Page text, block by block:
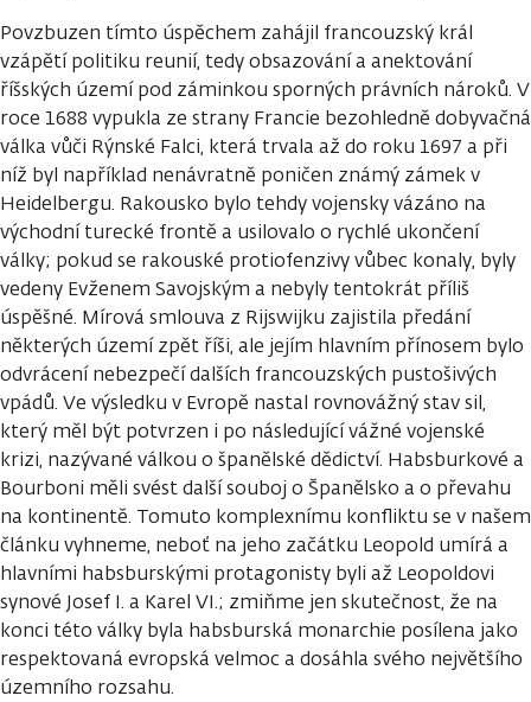
Povzbuzen tímto úspěchem zahájil francouzský král
vzápětí politiku reunií, tedy obsazování a anektování
říšských území pod záminkou sporných právních nároků. V
roce 1688 vypukla ze strany Francie bezohledně dobyvačná
válka vůči Rýnské Falci, která trvala až do roku 1697 a při
níž byl například nenávratně poničen známý zámek v
Heidelbergu. Rakousko bylo tehdy vojensky vázáno na
východní turecké frontě a usilovalo o rychlé ukončení
války; pokud se rakouské protiofenzivy vůbec konaly, byly
vedeny Evženem Savojským a nebyly tentokrát příliš
úspěšné. Mírová smlouva z Rijswijku zajistila předání
některých území zpět říši, ale jejím hlavním přínosem bylo
odvrácení nebezpečí dalších francouzských pustošivých
vpádů. Ve výsledku v Evropě nastal rovnovážný stav sil,
který měl být potvrzen i po následující vážné vojenské
krizi, nazývané válkou o španělské dědictví. Habsburkové a
Bourboni měli svést další souboj o Španělsko a o převahu
na kontinentě. Tomuto komplexnímu konfliktu se v našem
článku vyhneme, neboť na jeho začátku Leopold umírá a
hlavními habsburskými protagonisty byli až Leopoldovi
synové Josef I. a Karel VI.; zmiňme jen skutečnost, že na
konci této války byla habsburská monarchie posílena jako
respektovaná evropská velmoc a dosáhla svého největšího
územního rozsahu.